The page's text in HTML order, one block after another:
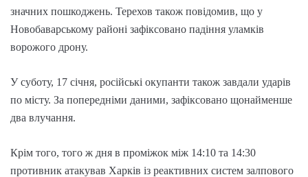
значних пошкоджень. Терехов також повідомив, що у
Новобаварському районі зафіксовано падіння уламків
ворожого дрону.
У суботу, 17 січня, російські окупанти також завдали ударів
по місту. За попередніми даними, зафіксовано щонайменше
два влучання.
Крім того, того ж дня в проміжок між 14:10 та 14:30
противник атакував Харків із реактивних систем залпового